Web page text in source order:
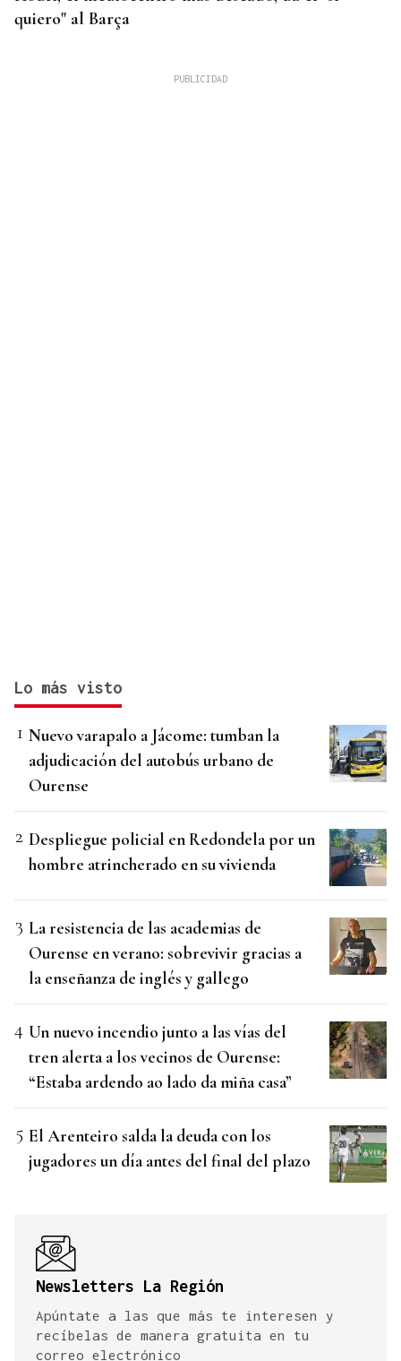
quiero" al Barça
Lo más visto
Nuevo varapalo a Jácome: tumban la
adjudicación del autobús urbano de
Ourense
Despliegue policial en Redondela por un
hombre atrincherado en su vivienda
La resistencia de las academias de
Ourense en verano: sobrevivir gracias a
la enseñanza de inglés y gallego
Un nuevo incendio junto a las vías del
tren alerta a los vecinos de Ourense:
“Estaba ardendo ao lado da miña casa”
El Arenteiro salda la deuda con los
jugadores un día antes del final del plazo
Newsletters La Región
Apúntate a las que más te interesen y
recíbelas de manera gratuita en tu
correo electrónico